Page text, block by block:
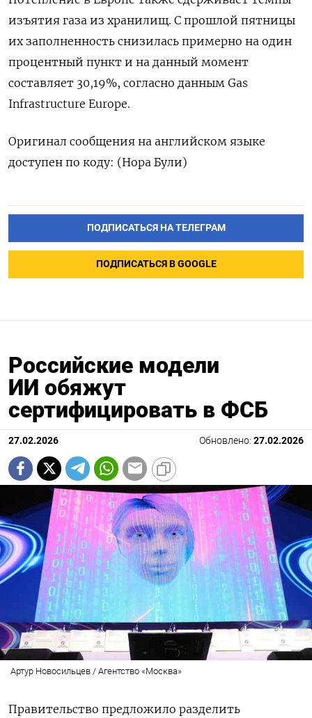
‌изъятия газа из хранилищ. С прошлой пятницы
их заполненность снизилась примерно на один
процентный пункт ​и на данный момент
составляет 30,19%, согласно данным Gas
Infrastructure Europe.
Оригинал ‌сообщения на английском языке
доступен по коду: (Нора Були)
ПОДПИСАТЬСЯ НА ТЕЛЕГРАМ
ПОДПИСАТЬСЯ В GOOGLE
Российские модели
ИИ обяжут
сертифицировать в ФСБ
27.02.2026 Обновлено: 27.02.2026
Артур Новосильцев / Агентство «Москва»
Правительство предложило разделить